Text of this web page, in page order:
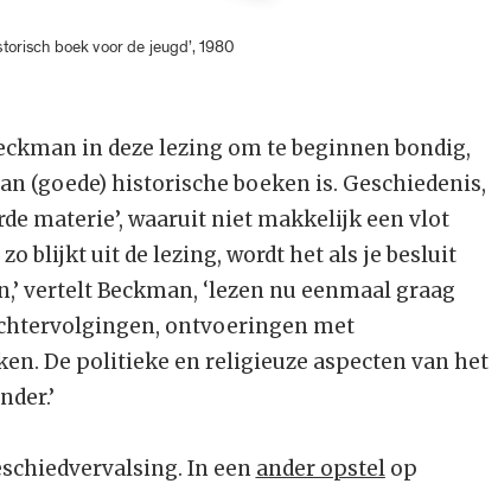
boek voor de jeugd’, 1980
in deze lezing om te beginnen bondig,
(goede) historische boeken is. Geschiedenis,
materie’, waaruit niet makkelijk een vlot
blijkt uit de lezing, wordt het als je besluit
vertelt Beckman, ‘lezen nu eenmaal graag
ontvoeringen met
De politieke en religieuze aspecten van het
In een ander opstelop